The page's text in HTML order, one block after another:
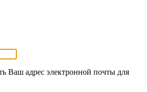
Ваш адрес электронной почты для